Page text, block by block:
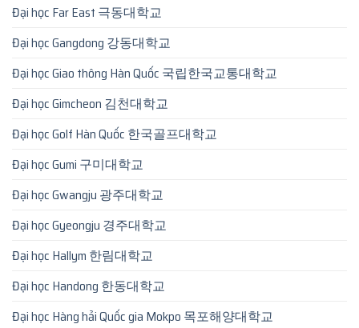
Đại học Far East 극동대학교
Đại học Gangdong 강동대학교
Đại học Giao thông Hàn Quốc 국립한국교통대학교
Đại học Gimcheon 김천대학교
Đại học Golf Hàn Quốc 한국골프대학교
Đại học Gumi 구미대학교
Đại học Gwangju 광주대학교
Đại học Gyeongju 경주대학교
Đại học Hallym 한림대학교
Đại học Handong 한동대학교
Đại học Hàng hải Quốc gia Mokpo 목포해양대학교